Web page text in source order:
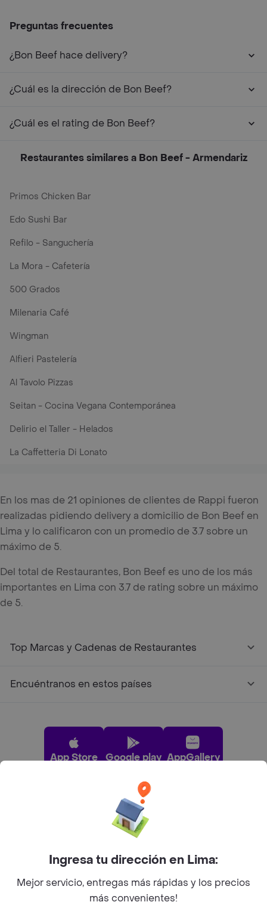
Preguntas frecuentes
¿Bon Beef hace delivery?
¿Cuál es la dirección de Bon Beef?
¿Cuál es el rating de Bon Beef?
Restaurantes similares a Bon Beef - Armendariz
Primos Chicken Bar
Edo Sushi Bar
Refilo - Sanguchería
La Mora - Cafetería
500 Grados
Milenaria Café
Wingman
Alfieri Pastelería
Al Tavolo Pizzas
Seitan - Cocina Vegana Contemporánea
Delirio el Taller - Helados
La Caffetteria Di Lonato
En los mas de 21 opiniones de clientes de Rappi fueron
realizadas pidiendo delivery a domicilio de Bon Beef en
Lima y lo calificaron con un promedio de 3.7 sobre un
máximo de 5.
Del total de Restaurantes, Bon Beef es uno de los más
importantes en Lima con 3.7 de rating sobre un máximo
de 5.
Top Marcas y Cadenas de Restaurantes
Encuéntranos en estos países
App Store Google play AppGallery
Pide tu comida favorita cerca de ti
Categorías
Únete a Rappi
Ingresa tu dirección en Lima:
Mejor servicio, entregas más rápidas y los precios
más convenientes!